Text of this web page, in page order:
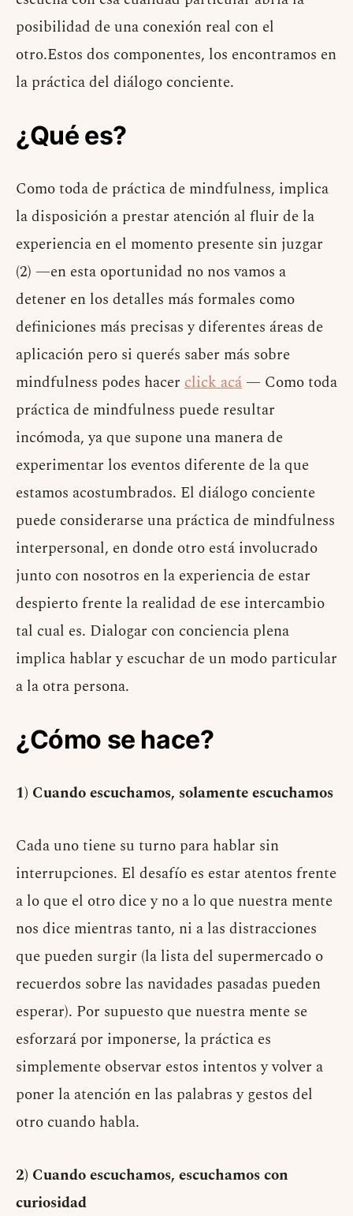
posibilidad de una conexión real con el
otro.Estos dos componentes, los encontramos en
la práctica del diálogo conciente.
¿Qué es?
Como toda de práctica de mindfulness, implica
la disposición a prestar atención al fluir de la
experiencia en el momento presente sin juzgar
(2) —en esta oportunidad no nos vamos a
detener en los detalles más formales como
definiciones más precisas y diferentes áreas de
aplicación pero si querés saber más sobre
mindfulness podes hacer click acá — Como toda
práctica de mindfulness puede resultar
incómoda, ya que supone una manera de
experimentar los eventos diferente de la que
estamos acostumbrados. El diálogo conciente
puede considerarse una práctica de mindfulness
interpersonal, en donde otro está involucrado
junto con nosotros en la experiencia de estar
despierto frente la realidad de ese intercambio
tal cual es. Dialogar con conciencia plena
implica hablar y escuchar de un modo particular
a la otra persona.
¿Cómo se hace?
1) Cuando escuchamos, solamente escuchamos
Cada uno tiene su turno para hablar sin
interrupciones. El desafío es estar atentos frente
a lo que el otro dice y no a lo que nuestra mente
nos dice mientras tanto, ni a las distracciones
que pueden surgir (la lista del supermercado o
recuerdos sobre las navidades pasadas pueden
esperar). Por supuesto que nuestra mente se
esforzará por imponerse, la práctica es
simplemente observar estos intentos y volver a
poner la atención en las palabras y gestos del
otro cuando habla.
2) Cuando escuchamos, escuchamos con
curiosidad